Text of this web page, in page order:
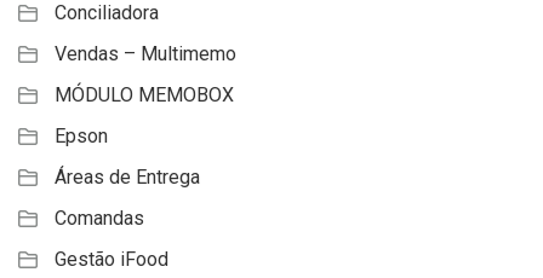
Conciliadora
Vendas – Multimemo
MÓDULO MEMOBOX
Epson
Áreas de Entrega
Comandas
Gestão iFood